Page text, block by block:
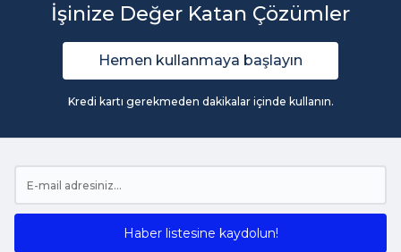
İşinize Değer Katan Çözümler
Hemen kullanmaya başlayın
Kredi kartı gerekmeden dakikalar içinde kullanın.
Haber listesine kaydolun!